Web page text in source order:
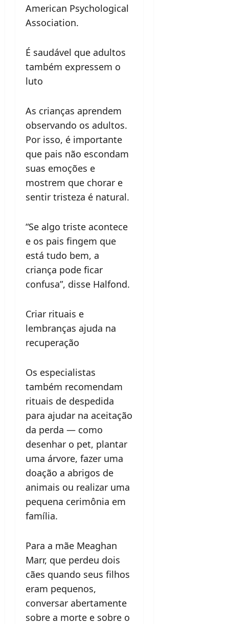
American Psychological
Association.
É saudável que adultos
também expressem o
luto
As crianças aprendem
observando os adultos.
Por isso, é importante
que pais não escondam
suas emoções e
mostrem que chorar e
sentir tristeza é natural.
“Se algo triste acontece
e os pais fingem que
está tudo bem, a
criança pode ficar
confusa”, disse Halfond.
Criar rituais e
lembranças ajuda na
recuperação
Os especialistas
também recomendam
rituais de despedida
para ajudar na aceitação
da perda — como
desenhar o pet, plantar
uma árvore, fazer uma
doação a abrigos de
animais ou realizar uma
pequena cerimônia em
família.
Para a mãe Meaghan
Marr, que perdeu dois
cães quando seus filhos
eram pequenos,
conversar abertamente
sobre a morte e sobre o